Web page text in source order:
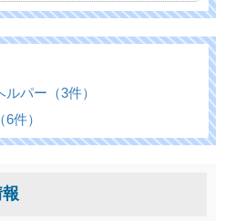
パー（3件）
件）